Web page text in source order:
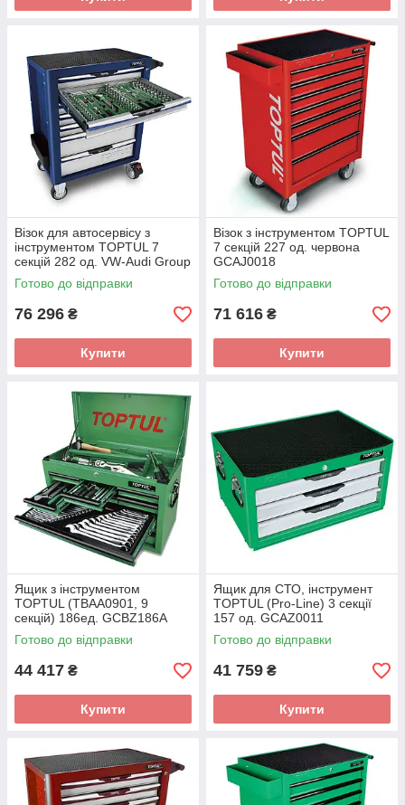
Візок для автосервісу з
інструментом TOPTUL 7
секцій 282 од. VW-Audi Group
GE-28210
Готово до відправки
76 296 ₴
Купити
Візок з інструментом TOPTUL
7 секцій 227 од. червона
GCAJ0018
Готово до відправки
71 616 ₴
Купити
Ящик з інструментом
TOPTUL (TBAA0901, 9
секцій) 186ед. GCBZ186A
Готово до відправки
44 417 ₴
Купити
Ящик для СТО, інструмент
TOPTUL (Pro-Line) 3 секції
157 од. GCAZ0011
Готово до відправки
41 759 ₴
Купити